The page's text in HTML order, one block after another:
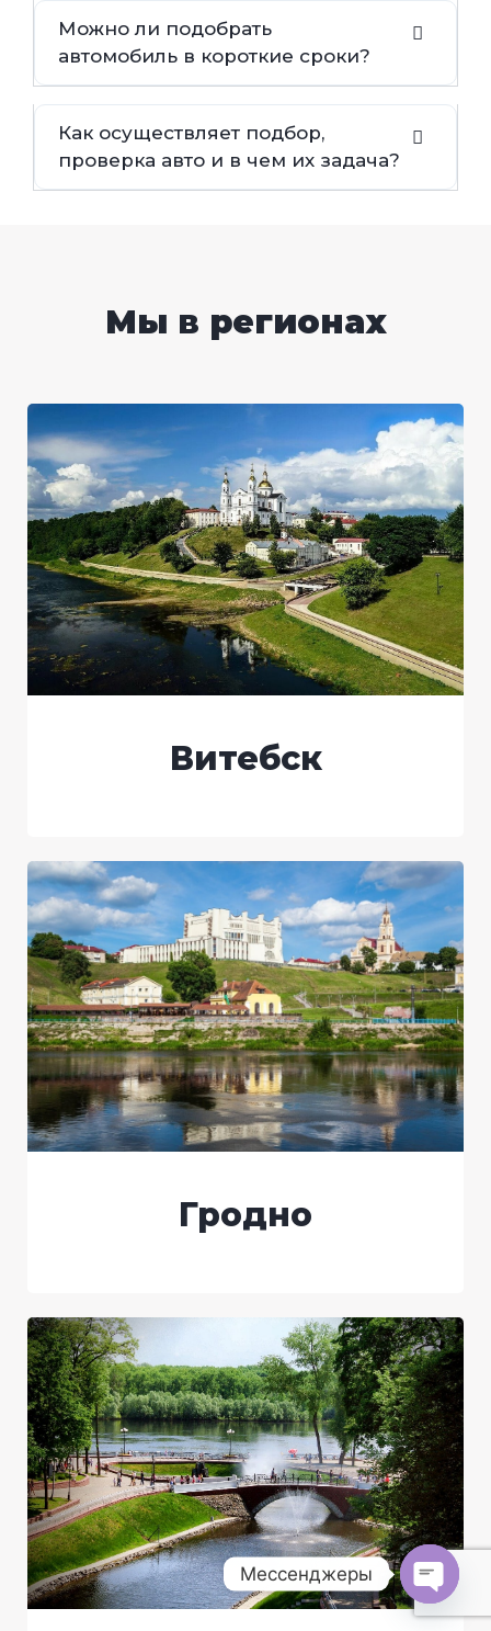
Можно ли подобрать
автомобиль в короткие сроки?
Как осуществляет подбор,
проверка авто и в чем их задача?
Мы в регионах
Витебск
Гродно
Мессенджеры
O